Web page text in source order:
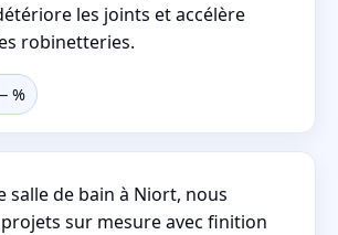
les joints et accélère
robinetteries.
%
salle de bain à Niort, nous
sur mesure avec finition